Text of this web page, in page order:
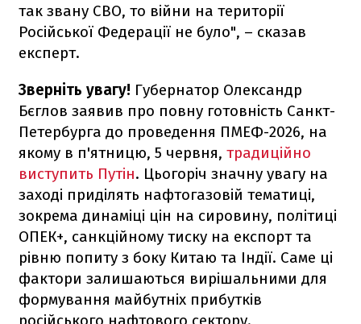
так звану СВО, то війни на території
Російської Федерації не було", – сказав
експерт.
Зверніть увагу! Губернатор Олександр
Бєглов заявив про повну готовність Санкт-
Петербурга до проведення ПМЕФ-2026, на
якому в п'ятницю, 5 червня, традиційно
виступить Путін. Цьогоріч значну увагу на
заході приділять нафтогазовій тематиці,
зокрема динаміці цін на сировину, політиці
ОПЕК+, санкційному тиску на експорт та
рівню попиту з боку Китаю та Індії. Саме ці
фактори залишаються вирішальними для
формування майбутніх прибутків
російського нафтового сектору.